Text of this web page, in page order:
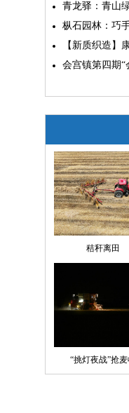
青龙驿：青山
枞石园林：巧
【新质织造】
会宫镇第四期“
秸秆离田
“挑灯夜战”抢麦